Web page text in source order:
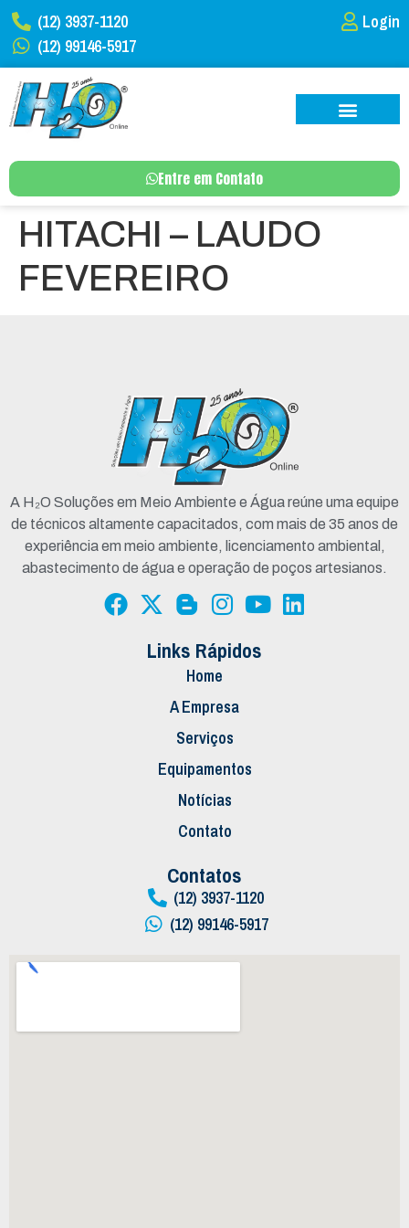
(12) 3937-1120
(12) 99146-5917
Login
Entre em Contato
HITACHI – LAUDO
FEVEREIRO
A H₂O Soluções em Meio Ambiente e Água reúne uma equipe
de técnicos altamente capacitados, com mais de 35 anos de
experiência em meio ambiente, licenciamento ambiental,
abastecimento de água e operação de poços artesianos.
Links Rápidos
Home
A Empresa
Serviços
Equipamentos
Notícias
Contato
Contatos
(12) 3937-1120
(12) 99146-5917